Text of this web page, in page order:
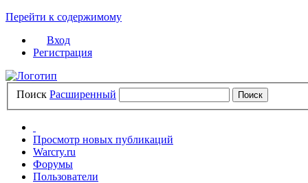
Перейти к содержимому
Вход
Регистрация
Поиск Расширенный
Просмотр новых публикаций
Warcry.ru
Форумы
Пользователи